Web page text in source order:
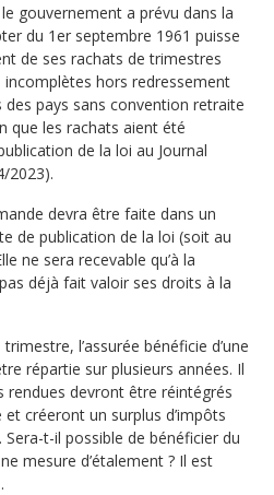
gouvernement a prévu dans la
du 1er septembre 1961 puisse
de ses rachats de trimestres
incomplètes hors redressement
pays sans convention retraite
que les rachats aient été
de la loi au Journal
2023).
devra être faite dans un
de publication de la loi (soit au
ne sera recevable qu’à la
déjà fait valoir ses droits à la
l’assurée bénéficie d’une
répartie sur plusieurs années. Il
rendues devront être réintégrés
et créeront un surplus d’impôts
Sera-t-il possible de bénéficier du
mesure d’étalement ? Il est